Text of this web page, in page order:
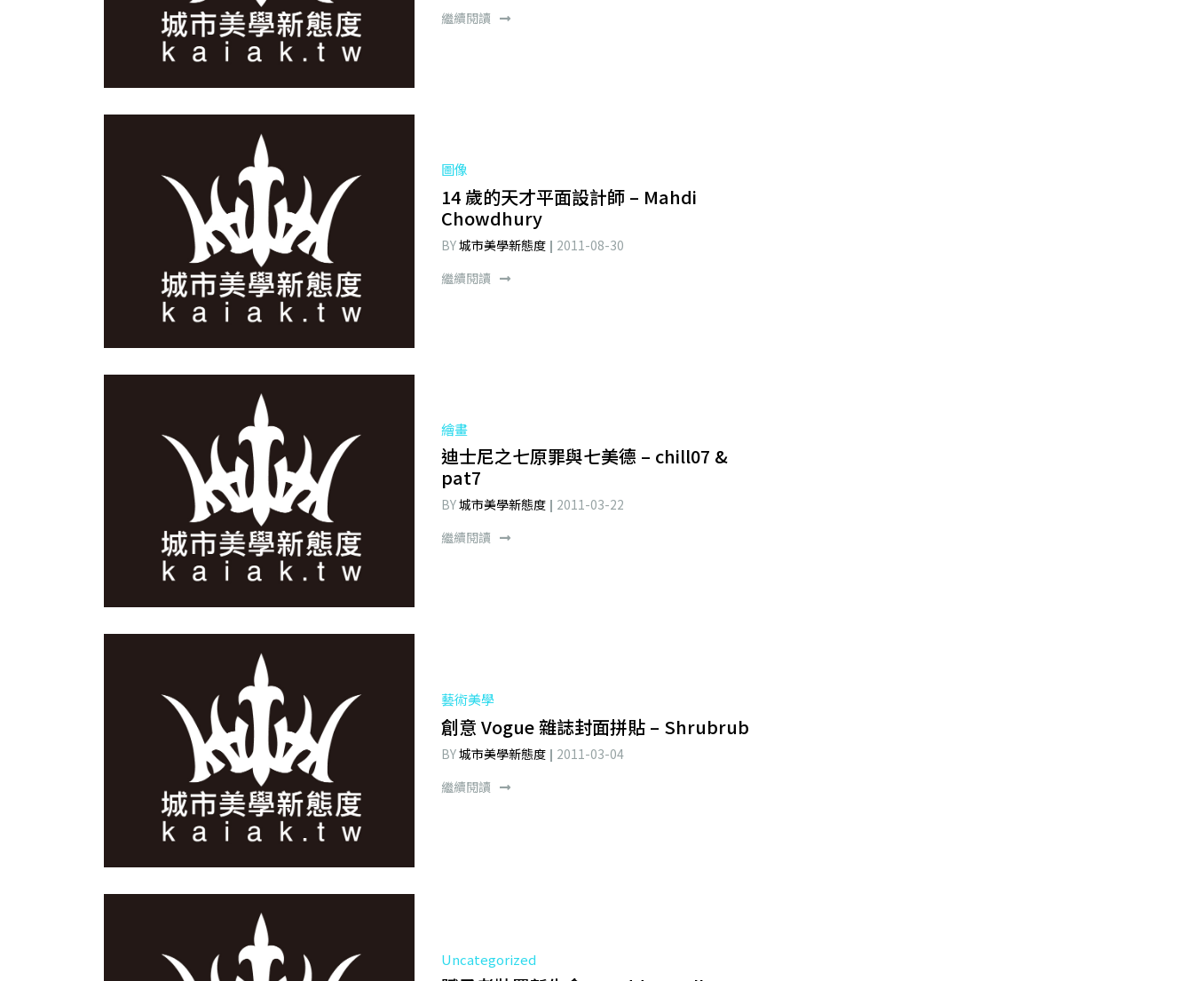
繼續閱讀
圖像
14 歲的天才平面設計師 – Mahdi
Chowdhury
BY城市美學新態度
2011-08-30
繼續閱讀
繪畫
迪士尼之七原罪與七美德 – chill07 &
pat7
BY城市美學新態度
2011-03-22
繼續閱讀
藝術美學
創意 Vogue 雜誌封面拼貼 – Shrubrub
BY城市美學新態度
2011-03-04
繼續閱讀
Uncategorized